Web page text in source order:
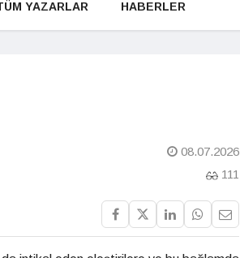
YAZARLAR HABERLER
08.07.2026
111